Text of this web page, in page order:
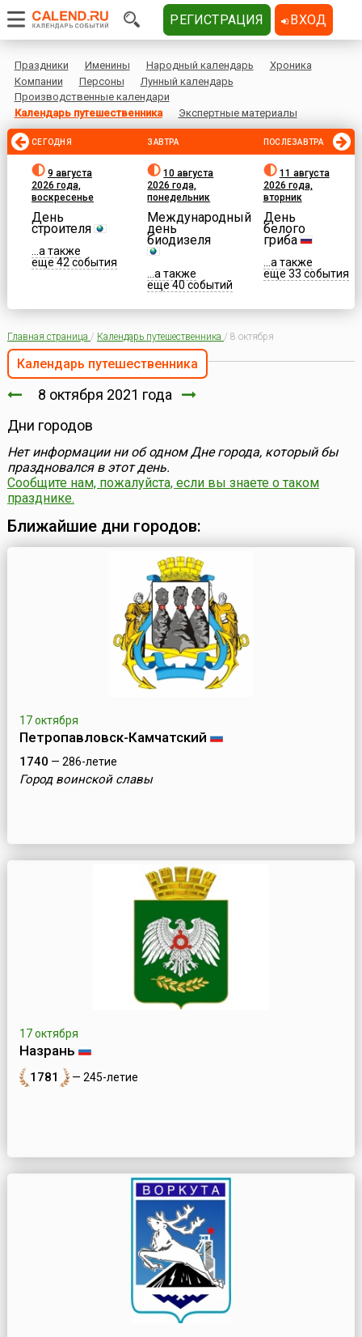
Праздники Именины Народный календарь
Хроника
Компании
Персоны
Лунный календарь
Производственные календари
Календарь путешественника
Экспертные материалы
СЕГОДНЯ
9 августа
2026 года,
воскресенье
День
строителя
...а также
еще 42 события
ЗАВТРА
10 августа
2026 года,
понедельник
Международный
день
биодизеля
...а также
еще 40 событий
ПОСЛЕЗАВТРА
11 августа
2026 года,
вторник
День
белого
гриба
...а также
еще 33 события
Главная страница / Календарь путешественника / 8 октября
Календарь путешественника
8 октября 2021 года
Дни городов
Нет информации ни об одном Дне города, который бы
праздновался в этот день.
Сообщите нам, пожалуйста, если вы знаете о таком
празднике.
Ближайшие дни городов:
17 октября
Петропавловск-Камчатский
1740 — 286-летие
Город воинской славы
17 октября
Назрань
1781 — 245-летие
РЕГИСТРАЦИЯ ВХОД